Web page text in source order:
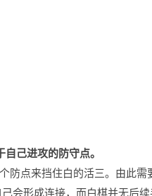
己进攻的防守点。
防点来挡住白的活三。由此
会形成连接，而白棋并无后